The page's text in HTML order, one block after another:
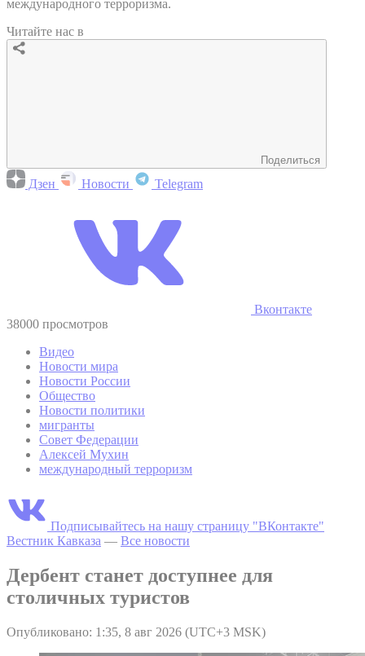
международного терроризма.
Читайте нас в
Поделиться
Дзен Новости Telegram
Вконтакте
38000 просмотров
Видео
Новости мира
Новости России
Общество
Новости политики
мигранты
Совет Федерации
Алексей Мухин
международный терроризм
Подписывайтесь на нашу страницу "ВКонтакте"
Вестник Кавказа — Все новости
Дербент станет доступнее для
столичных туристов
Опубликовано: 1:35, 8 авг 2026 (UTC+3 MSK)